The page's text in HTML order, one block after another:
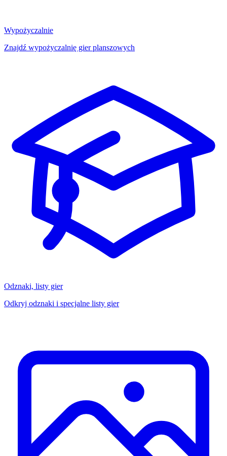
Wypożyczalnie
Znajdź wypożyczalnię gier planszowych
Odznaki, listy gier
Odkryj odznaki i specjalne listy gier